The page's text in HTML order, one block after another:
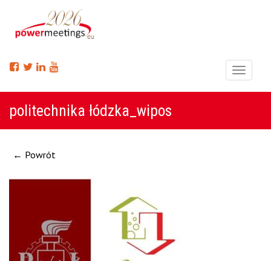
Menu
politechnika łódzka_wipos
← Powrót